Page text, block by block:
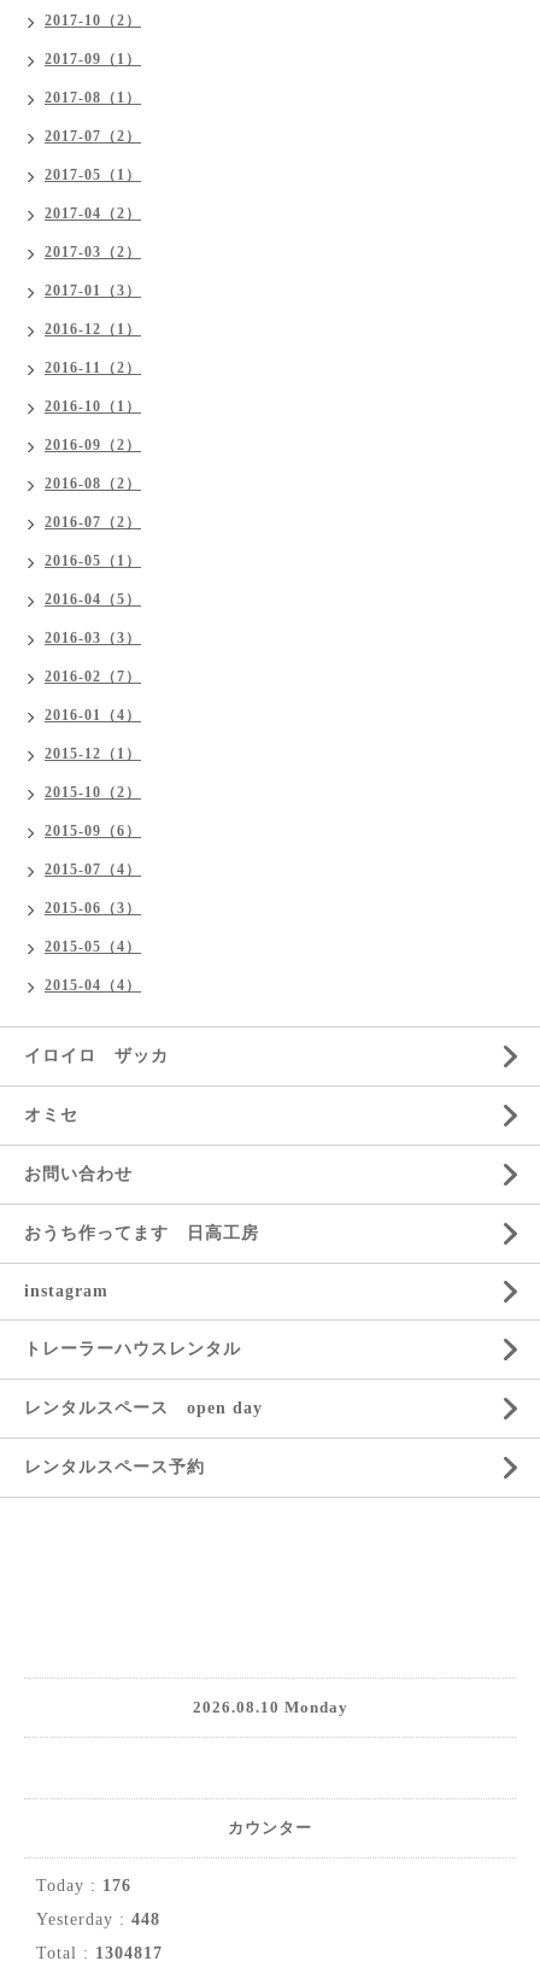
2017-10（2）
2017-09（1）
2017-08（1）
2017-07（2）
2017-05（1）
2017-04（2）
2017-03（2）
2017-01（3）
2016-12（1）
2016-11（2）
2016-10（1）
2016-09（2）
2016-08（2）
2016-07（2）
2016-05（1）
2016-04（5）
2016-03（3）
2016-02（7）
2016-01（4）
2015-12（1）
2015-10（2）
2015-09（6）
2015-07（4）
2015-06（3）
2015-05（4）
2015-04（4）
イロイロ ザッカ
オミセ
お問い合わせ
おうち作ってます 日高工房
instagram
トレーラーハウスレンタル
レンタルスペース open day
レンタルスペース予約
2026.08.10 Monday
カウンター
Today : 176
Yesterday : 448
Total : 1304817